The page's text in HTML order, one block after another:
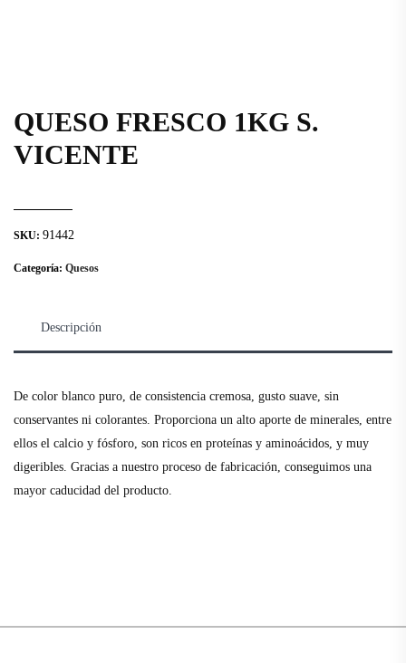
QUESO FRESCO 1KG S.
VICENTE
SKU: 91442
Categoría: Quesos
Descripción
De color blanco puro, de consistencia cremosa, gusto suave, sin
conservantes ni colorantes. Proporciona un alto aporte de minerales, entre
ellos el calcio y fósforo, son ricos en proteínas y aminoácidos, y muy
digeribles. Gracias a nuestro proceso de fabricación, conseguimos una
mayor caducidad del producto.